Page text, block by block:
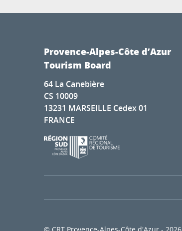
Provence-Alpes-Côte d’Azur
Tourism Board
64 La Canebière
CS 10009
13231 MARSEILLE Cedex 01
FRANCE